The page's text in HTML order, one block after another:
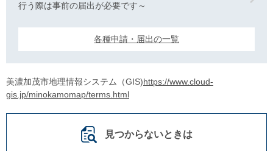
行う際は事前の届出が必要です～
各種申請・届出の一覧
美濃加茂市地理情報システム（GIS)https://www.cloud-
gis.jp/minokamomap/terms.html
見つからないときは